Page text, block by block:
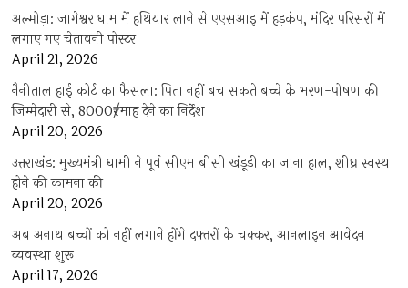
अल्मोड़ा: जागेश्वर धाम में हथियार लाने से एएसआइ में हड़कंप, मंदिर परिसरों में
लगाए गए चेतावनी पोस्टर
April 21, 2026
नैनीताल हाई कोर्ट का फैसला: पिता नहीं बच सकते बच्चे के भरण-पोषण की
जिम्मेदारी से, 8000₹/माह देने का निर्देश
April 20, 2026
उत्तराखंड: मुख्यमंत्री धामी ने पूर्व सीएम बीसी खंडूड़ी का जाना हाल, शीघ्र स्वस्थ
होने की कामना की
April 20, 2026
अब अनाथ बच्चों को नहीं लगाने होंगे दफ्तरों के चक्कर, आनलाइन आवेदन
व्यवस्था शुरू
April 17, 2026